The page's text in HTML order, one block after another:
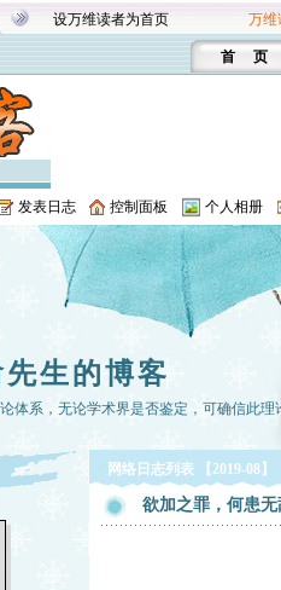
设万维读者为首页 万维
首 页
发表日志 控制面板 个人相册
先生的博客
体系，无论学术界是否鉴定，可确信此理
网络日志列表 【2019-08】
欲加之罪，何患无